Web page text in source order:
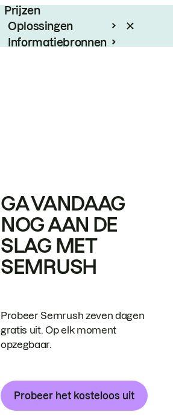
Prijzen
Oplossingen
Informatiebronnen
GA VANDAAG
NOG AAN DE
SLAG MET
SEMRUSH
Probeer Semrush zeven dagen
gratis uit. Op elk moment
opzegbaar.
Probeer het kosteloos uit